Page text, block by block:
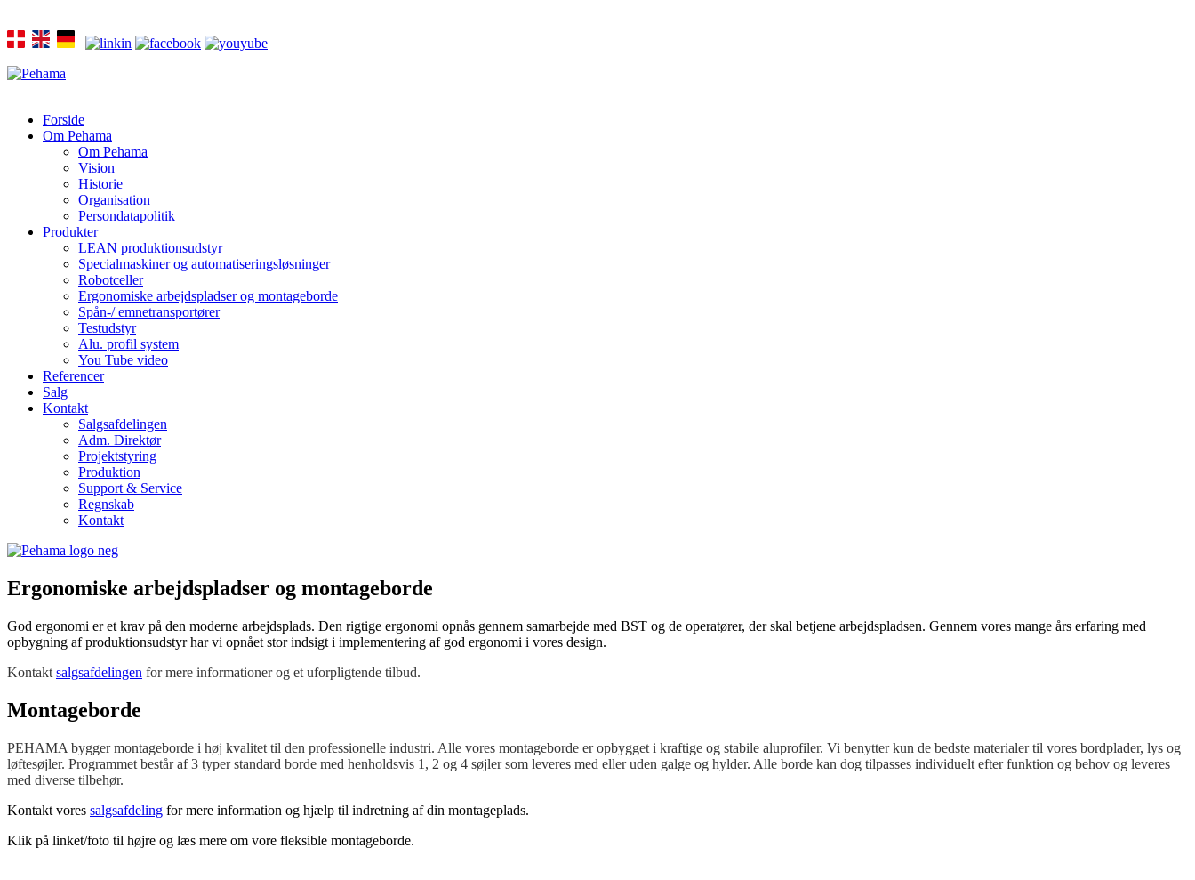
Forside
Om Pehama
Om Pehama
Vision
Historie
Organisation
Persondatapolitik
Produkter
LEAN produktionsudstyr
Specialmaskiner og automatiseringsløsninger
Robotceller
Ergonomiske arbejdspladser og montageborde
Spån-/ emnetransportører
Testudstyr
Alu. profil system
You Tube video
Referencer
Salg
Kontakt
Salgsafdelingen
Adm. Direktør
Projektstyring
Produktion
Support & Service
Regnskab
Kontakt
Ergonomiske arbejdspladser og montageborde
God ergonomi er et krav på den moderne arbejdsplads. Den rigtige ergonomi opnås gennem samarbejde med BST og de operatører, der skal betjene arbejdspladsen. Gennem vores mange års erfaring med
opbygning af produktionsudstyr har vi opnået stor indsigt i implementering af god ergonomi i vores design.
Kontakt salgsafdelingen for mere informationer og et uforpligtende tilbud.
Montageborde
PEHAMA bygger montageborde i høj kvalitet til den professionelle industri. Alle vores montageborde er opbygget i kraftige og stabile aluprofiler. Vi benytter kun de bedste materialer til vores bordplader, lys og
løftesøjler. Programmet består af 3 typer standard borde med henholdsvis 1, 2 og 4 søjler som leveres med eller uden galge og hylder. Alle borde kan dog tilpasses individuelt efter funktion og behov og leveres
med diverse tilbehør.
Kontakt vores salgsafdeling for mere information og hjælp til indretning af din montageplads.
Klik på linket/foto til højre og læs mere om vore fleksible montageborde.